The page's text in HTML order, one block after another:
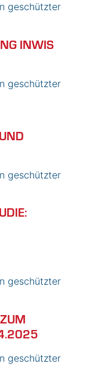
geschützter
INWIS
geschützter
geschützter
geschützter
geschützter